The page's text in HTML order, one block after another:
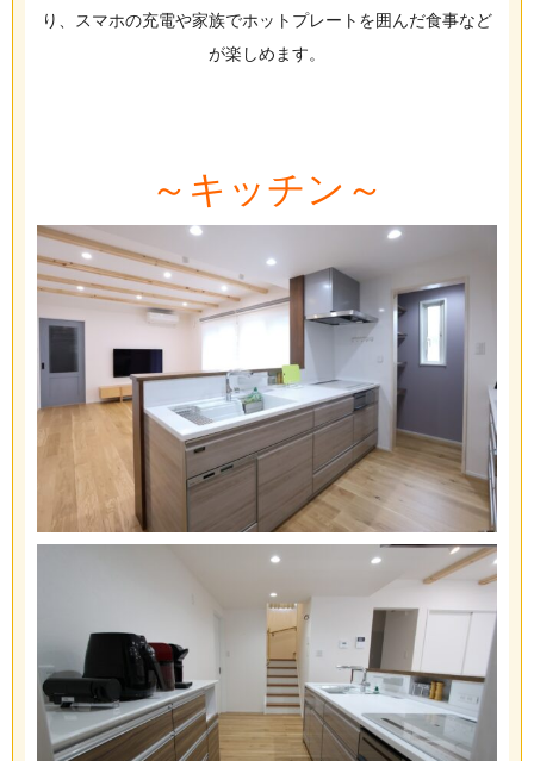
り、スマホの充電や家族でホットプレートを囲んだ食事など
が楽しめます。
～キッチン～